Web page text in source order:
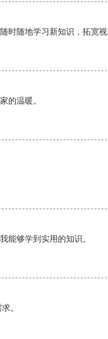
时随地学习新知识，拓宽
的温暖。
能够学到实用的知识。
。